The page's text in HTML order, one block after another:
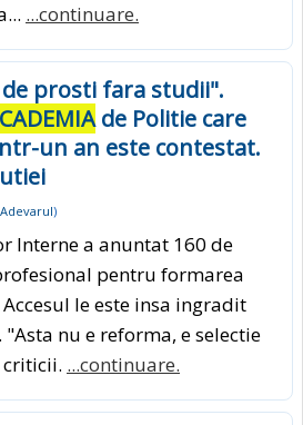
...continuare.
prosti fara studii".
de Politie care
un an este contestat.
Adevarul)
Interne a anuntat 160 de
pentru formarea
le este insa ingradit
nu e reforma, e selectie
...continuare.